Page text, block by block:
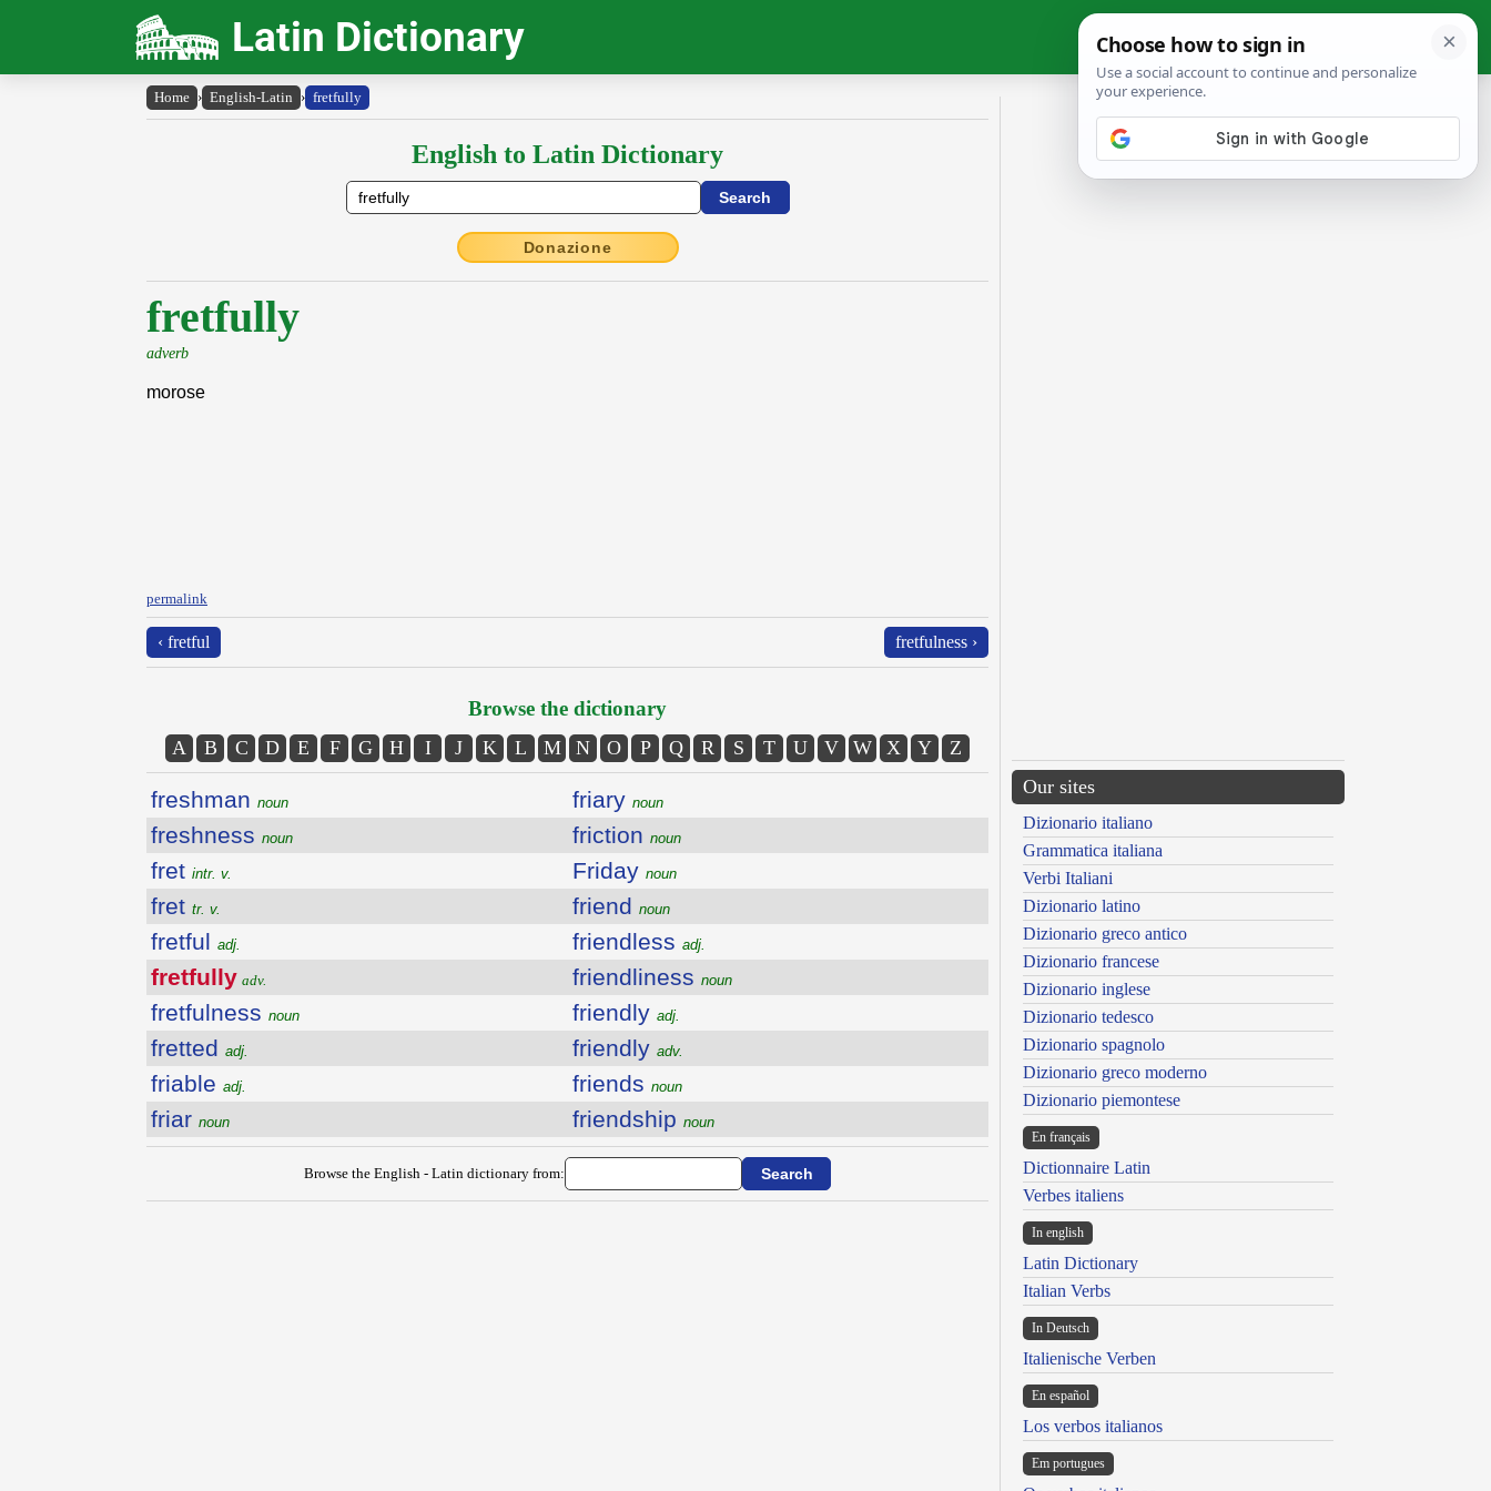
Latin Dictionary
Home › English-Latin › fretfully
English to Latin Dictionary
Donazione
fretfully
adverb
morose
permalink
‹ fretful fretfulness ›
Browse the dictionary
A B C D E F G H I J K L M N O P Q R S T U V W X Y Z
freshman noun
freshness noun
fret intr. v.
fret tr. v.
fretful adj.
fretfully adv.
fretfulness noun
fretted adj.
friable adj.
friar noun
friary noun
friction noun
Friday noun
friend noun
friendless adj.
friendliness noun
friendly adj.
friendly adv.
friends noun
friendship noun
Browse the English - Latin dictionary from:
Our sites
Dizionario italiano
Grammatica italiana
Verbi Italiani
Dizionario latino
Dizionario greco antico
Dizionario francese
Dizionario inglese
Dizionario tedesco
Dizionario spagnolo
Dizionario greco moderno
Dizionario piemontese
En français
Dictionnaire Latin
Verbes italiens
In english
Latin Dictionary
Italian Verbs
In Deutsch
Italienische Verben
En español
Los verbos italianos
Em portugues